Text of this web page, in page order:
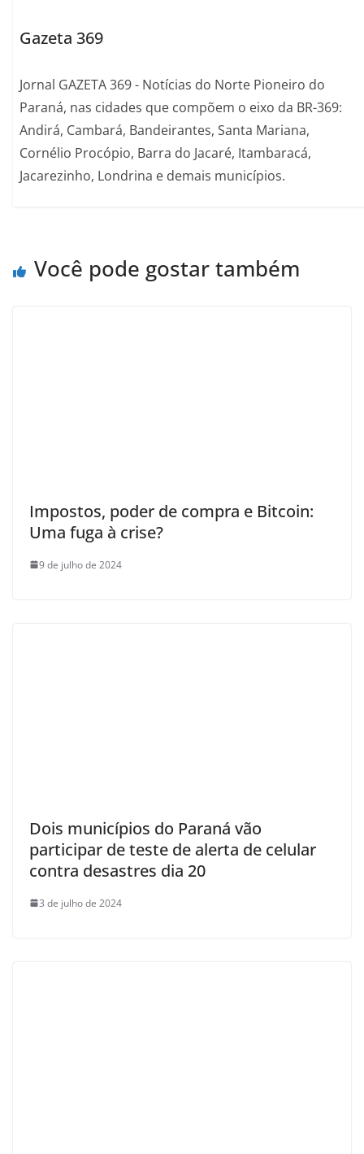
Gazeta 369
Jornal GAZETA 369 - Notícias do Norte Pioneiro do
Paraná, nas cidades que compõem o eixo da BR-369:
Andirá, Cambará, Bandeirantes, Santa Mariana,
Cornélio Procópio, Barra do Jacaré, Itambaracá,
Jacarezinho, Londrina e demais municípios.
Você pode gostar também
Impostos, poder de compra e Bitcoin:
Uma fuga à crise?
9 de julho de 2024
Dois municípios do Paraná vão
participar de teste de alerta de celular
contra desastres dia 20
3 de julho de 2024